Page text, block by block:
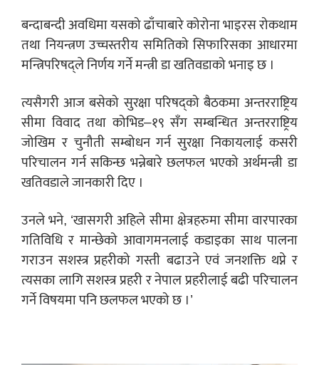
बन्दाबन्दी अवधिमा यसको ढाँचाबारे कोरोना भाइरस रोकथाम
तथा नियन्त्रण उच्चस्तरीय समितिको सिफारिसका आधारमा
मन्त्रिपरिषद्ले निर्णय गर्ने मन्त्री डा खतिवडाको भनाइ छ ।
त्यसैगरी आज बसेको सुरक्षा परिषद्को बैठकमा अन्तरराष्ट्रिय
सीमा विवाद तथा कोभिड–१९ सँग सम्बन्धित अन्तरराष्ट्रिय
जोखिम र चुनौती सम्बोधन गर्न सुरक्षा निकायलाई कसरी
परिचालन गर्न सकिन्छ भन्नेबारे छलफल भएको अर्थमन्त्री डा
खतिवडाले जानकारी दिए ।
उनले भने, ‘खासगरी अहिले सीमा क्षेत्रहरुमा सीमा वारपारका
गतिविधि र मान्छेको आवागमनलाई कडाइका साथ पालना
गराउन सशस्त्र प्रहरीको गस्ती बढाउने एवं जनशक्ति थप्ने र
त्यसका लागि सशस्त्र प्रहरी र नेपाल प्रहरीलाई बढी परिचालन
गर्ने विषयमा पनि छलफल भएको छ ।’